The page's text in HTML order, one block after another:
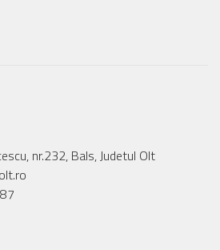
nr.232, Bals, Judetul Olt